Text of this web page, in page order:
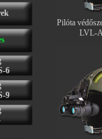
6
9
Pilóta
LVL-